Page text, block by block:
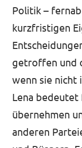
Politik –
kurzfristigen
getroffen und
wenn sie nicht
Lena
übernehmen
anderen